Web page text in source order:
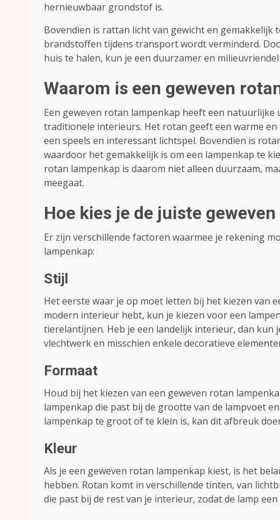
hernieuwbaar grondstof is.
Bovendien is rattan licht van gewicht en
brandstoffen tijdens transport wordt verminderd.
huis te halen, kun je een duurzamer en
Waarom is een geweven
Een geweven rotan lampenkap heeft een
traditionele interieurs. Het rotan geeft een warme
een speels en interessant lichtspel. Bovendien is
waardoor het gemakkelijk is om een lampenkap te
rotan lampenkap is daarom niet alleen duurzaam,
meegaat.
Hoe kies je de juiste
Er zijn verschillende factoren waarmee je rekening
lampenkap:
Stijl
Het eerste waar je op moet letten bij het kiezen van
modern interieur hebt, kun je kiezen voor een
tierelantijnen. Heb je een landelijk interieur, dan
vlechtwerk en misschien enkele decoratieve
Formaat
Houd bij het kiezen van een geweven rotan
lampenkap die past bij de grootte van de lampvoet
lampenkap te groot of te klein is, kan dit afbreuk
Kleur
Als je een geweven rotan lampenkap kiest, is het
hebben. Rotan komt in verschillende tinten, van
die past bij de rest van je interieur, zodat de lamp